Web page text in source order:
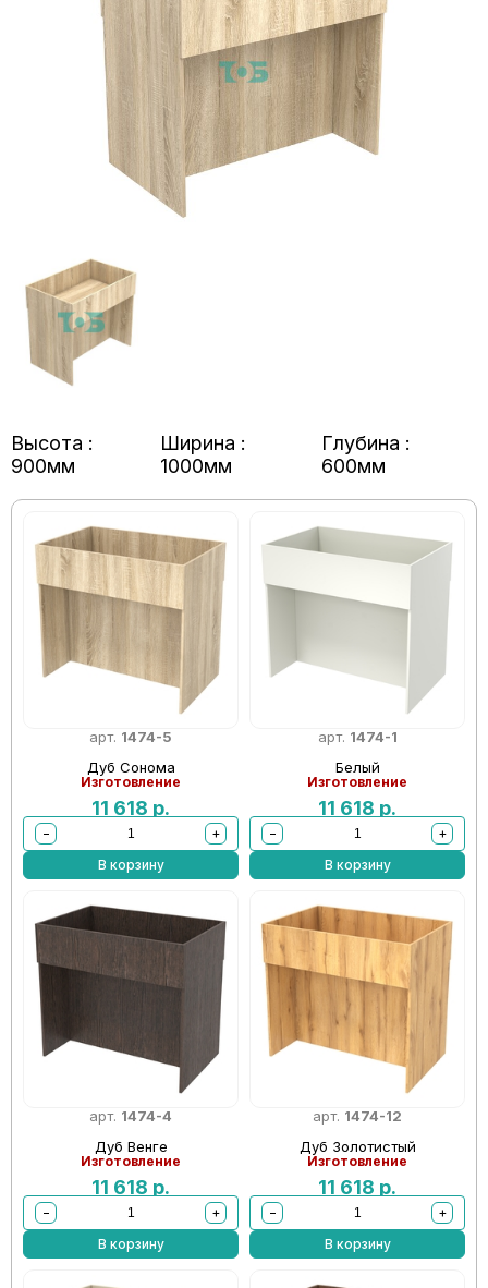
Высота :
900мм
Ширина :
1000мм
Глубина :
600мм
арт. 1474-5
Дуб Сонома
Изготовление
11 618 р.
−
+
В корзину
арт. 1474-1
Белый
Изготовление
11 618 р.
−
+
В корзину
арт. 1474-4
Дуб Венге
Изготовление
11 618 р.
−
+
В корзину
арт. 1474-12
Дуб Золотистый
Изготовление
11 618 р.
−
+
В корзину